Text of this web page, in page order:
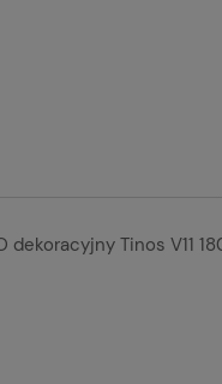
dekoracyjny Tinos V11